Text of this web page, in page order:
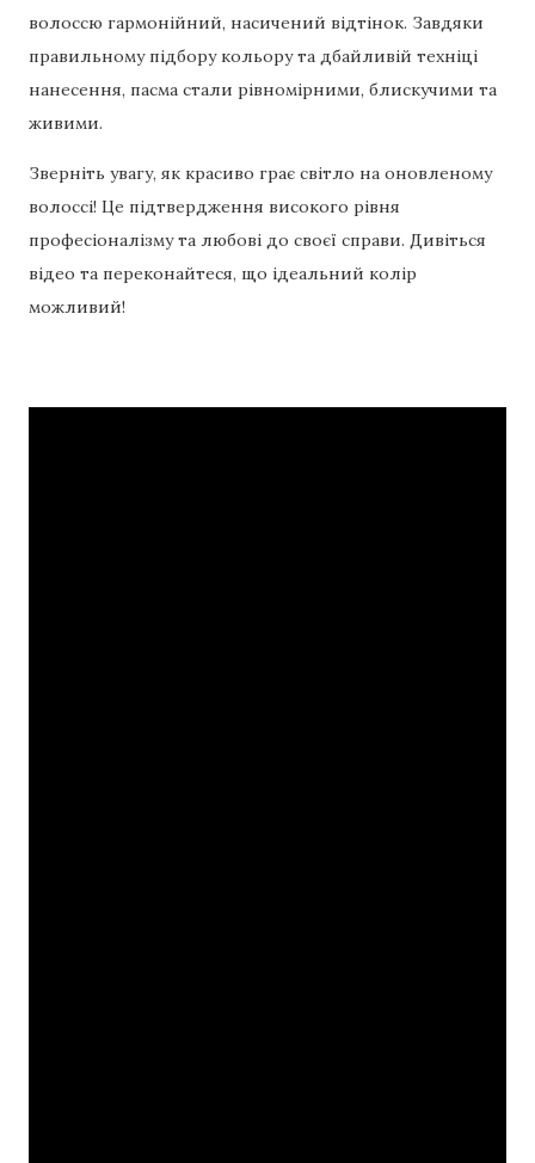
волоссю гармонійний, насичений відтінок. Завдяки
правильному підбору кольору та дбайливій техніці
нанесення, пасма стали рівномірними, блискучими та
живими.
Зверніть увагу, як красиво грає світло на оновленому
волоссі! Це підтвердження високого рівня
професіоналізму та любові до своєї справи. Дивіться
відео та переконайтеся, що ідеальний колір
можливий!